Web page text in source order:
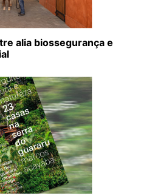
alia biossegurança e